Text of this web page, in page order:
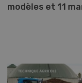
modèles et 11